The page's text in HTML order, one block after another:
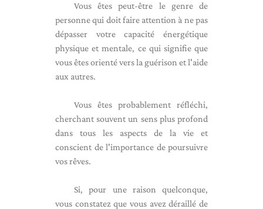
Vous êtes peut-être le genre de
personne qui doit faire attention à ne pas
dépasser votre capacité énergétique
physique et mentale, ce qui signifie que
vous êtes orienté vers la guérison et l'aide
aux autres.
Vous êtes probablement réfléchi,
cherchant souvent un sens plus profond
dans tous les aspects de la vie et
conscient de l'importance de poursuivre
vos rêves.
Si, pour une raison quelconque,
vous constatez que vous avez déraillé de